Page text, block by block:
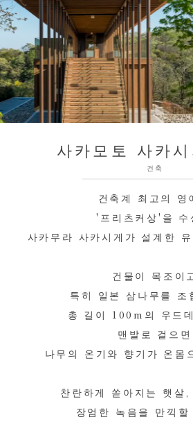
사카모토 사카
건축
건축계 최고의 영
'프리츠커상'을 수
사카무라 사카시게가 설계한
건물이 목조이
특히 일본 삼나무를 조
총 길이 100m의 우드
맨발로 걸으면
나무의 온기와 향기가 온몸
찬란하게 쏟아지는 햇살
장엄한 녹음을 만끽할